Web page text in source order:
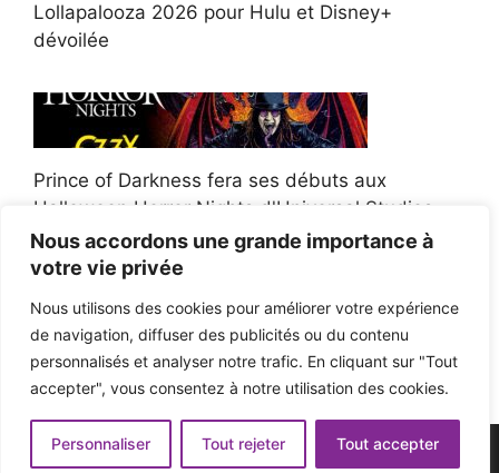
Nous accordons une grande importance à
votre vie privée
Nous utilisons des cookies pour améliorer votre expérience
de navigation, diffuser des publicités ou du contenu
personnalisés et analyser notre trafic. En cliquant sur "Tout
accepter", vous consentez à notre utilisation des cookies.
Personnaliser Tout rejeter Tout accepter
Lollapalooza 2026 pour Hulu et Disney+
dévoilée
Prince of Darkness fera ses débuts aux
Halloween Horror Nights d'Universal Studios
Afroman poursuit un policier de l'Ohio après la
victoire du jury en diffamation
© 2026 - Pop'n Music -